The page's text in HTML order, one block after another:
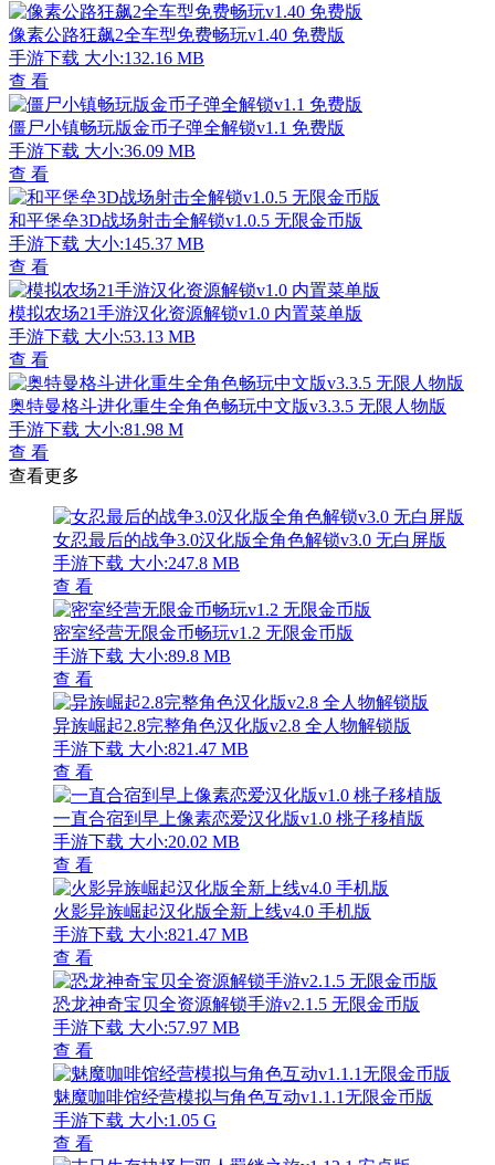
像素公路狂飙2全车型免费畅玩v1.40 免费版
手游下载 大小:132.16 MB
查 看
僵尸小镇畅玩版金币子弹全解锁v1.1 免费版
手游下载 大小:36.09 MB
查 看
和平堡垒3D战场射击全解锁v1.0.5 无限金币版
手游下载 大小:145.37 MB
查 看
模拟农场21手游汉化资源解锁v1.0 内置菜单版
手游下载 大小:53.13 MB
查 看
奥特曼格斗进化重生全角色畅玩中文版v3.3.5 无限人物版
手游下载 大小:81.98 M
查 看
查看更多
女忍最后的战争3.0汉化版全角色解锁v3.0 无白屏版
手游下载 大小:247.8 MB
查 看
密室经营无限金币畅玩v1.2 无限金币版
手游下载 大小:89.8 MB
查 看
异族崛起2.8完整角色汉化版v2.8 全人物解锁版
手游下载 大小:821.47 MB
查 看
一直合宿到早上像素恋爱汉化版v1.0 桃子移植版
手游下载 大小:20.02 MB
查 看
火影异族崛起汉化版全新上线v4.0 手机版
手游下载 大小:821.47 MB
查 看
恐龙神奇宝贝全资源解锁手游v2.1.5 无限金币版
手游下载 大小:57.97 MB
查 看
魅魔咖啡馆经营模拟与角色互动v1.1.1无限金币版
手游下载 大小:1.05 G
查 看